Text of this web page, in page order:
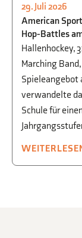
P-/W-
29. Juli 2026
American
Hop-Battles
Hallenhockey,
Marching
Spieleangebot
verwandelte
Schule für